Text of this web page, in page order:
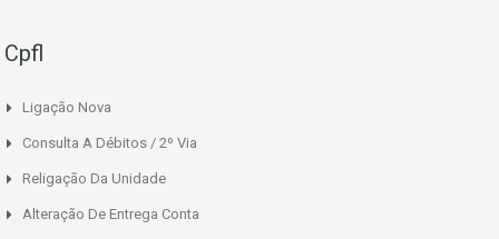
Cpfl
Ligação Nova
Consulta A Débitos / 2º Via
Religação Da Unidade
Alteração De Entrega Conta